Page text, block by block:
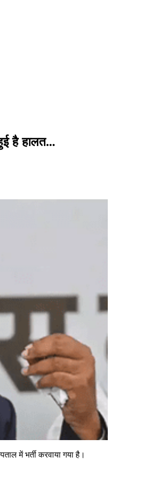
है हालत…
में भर्ती करवाया गया है।